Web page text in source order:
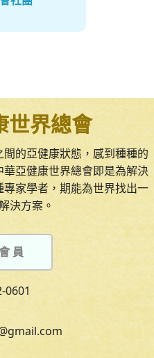
世界總會
的亞健康狀態，感到種種的
亞健康世界總會即是為解決
家學者，期能為世界找出一
決方案。
員
0601